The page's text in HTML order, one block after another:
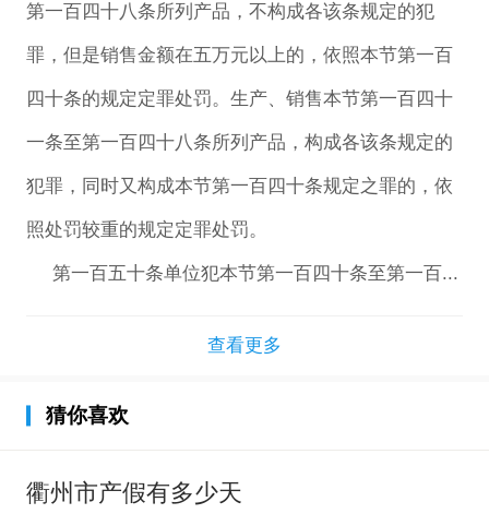
第一百四十八条所列产品，不构成各该条规定的犯
罪，但是销售金额在五万元以上的，依照本节第一百
四十条的规定定罪处罚。生产、销售本节第一百四十
一条至第一百四十八条所列产品，构成各该条规定的
犯罪，同时又构成本节第一百四十条规定之罪的，依
照处罚较重的规定定罪处罚。
第一百五十条单位犯本节第一百四十条至第一百...
查看更多
猜你喜欢
衢州市产假有多少天